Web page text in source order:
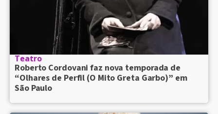
Teatro
Roberto Cordovani faz nova temporada de
“Olhares de Perfil (O Mito Greta Garbo)” em
São Paulo